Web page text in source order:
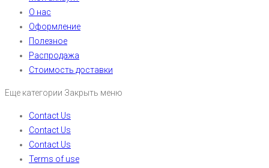
О нас
Оформление
Полезное
Распродажа
Стоимость доставки
Еще категории Закрыть меню
Contact Us
Contact Us
Contact Us
Terms of use